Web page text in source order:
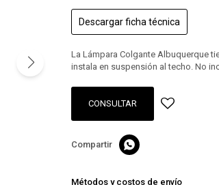
Descargar ficha técnica
La Lámpara Colgante Albuquerque
instala en suspensión al techo. No
CONSULTAR

Métodos y costos de envío